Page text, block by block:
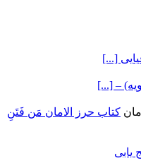
[...]
– [...]
کتاب حرز الامان مَن فَتَنِ
یابی